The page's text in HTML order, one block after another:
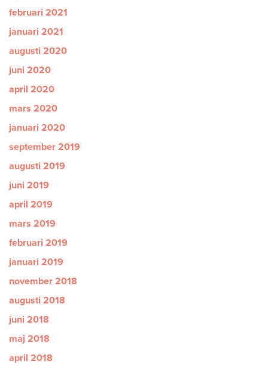
februari 2021
januari 2021
augusti 2020
juni 2020
april 2020
mars 2020
januari 2020
september 2019
augusti 2019
juni 2019
april 2019
mars 2019
februari 2019
januari 2019
november 2018
augusti 2018
juni 2018
maj 2018
april 2018